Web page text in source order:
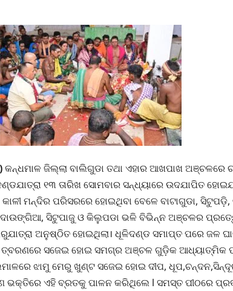
କନ୍ଧମାଳ ଜିଲ୍ଲା ବାଲିଗୁଡା ତଥା ଏହାର ଆଖପାଖ ଅଞ୍ଚଳରେ
୧୩ ତାରିଖ ସୋମବାର ସନ୍ଧ୍ୟାରେ ଉଦଯାପିତ
କାଳୀ ମନ୍ଦିର ପରିସରରେ ହୋଇଥିବା ବେଳେ ବାଟାଗୁଡା,
ଦାଉଙ୍ଗିଆ, ସିଟୁପାଜୁ ଓ କିଲୁପଡା ଭଳି ବିଭିନ୍ନ ଅଞ୍ଚଳର
ଅନୁଷ୍ଠିତ ହୋଇଥିଲା। ଧୂଳିଦଣ୍ଡ ସମାପ୍ତ ପରେ ଜଳ
ତ୍ବରଣରେ ସଜେଇ ହୋଇ ସମଗ୍ର ଅଞ୍ଚଳ ଗୁଡ଼ିକ
ଝାମୁ ମେରୁ ଖୁଣ୍ଟ ସଜେଇ ହୋଇ ଦୀପ,
ଭକ୍ତିରେ ଏହି ବ୍ରତକୁ ପାଳନ କରିଥିଲେ l ସମସ୍ତ ପୀଠରେ